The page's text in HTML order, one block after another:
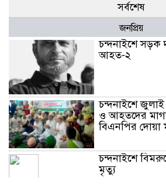
সর্বশেষ
জনপ্রিয়
চন্দনাইশে সড়ক
আহত-২
চন্দনাইশে
ও আহতদের
বিএনপির দোয়া
চন্দনাইশে
মৃত্যু